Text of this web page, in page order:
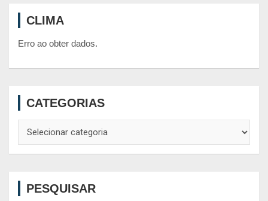
CLIMA
Erro ao obter dados.
CATEGORIAS
PESQUISAR